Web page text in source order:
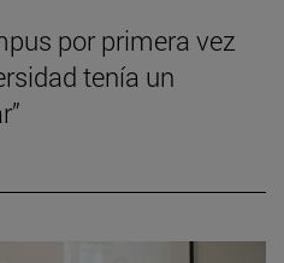
por primera vez
tenía un